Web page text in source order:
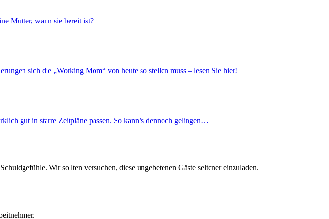
Mutter, wann sie bereit ist?
sich die „Working Mom“ von heute so stellen muss – lesen Sie hier!
gut in starre Zeitpläne passen. So kann’s dennoch gelingen…
Wir sollten versuchen, diese ungebetenen Gäste seltener einzuladen.